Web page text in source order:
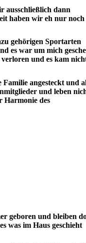
ausschließlich dann
haben wir eh nur noch
gehörigen Sportarten
es war um mich
und es kam
angesteckt und
und leben
Harmonie des
geboren und bleiben
was im Haus geschieht